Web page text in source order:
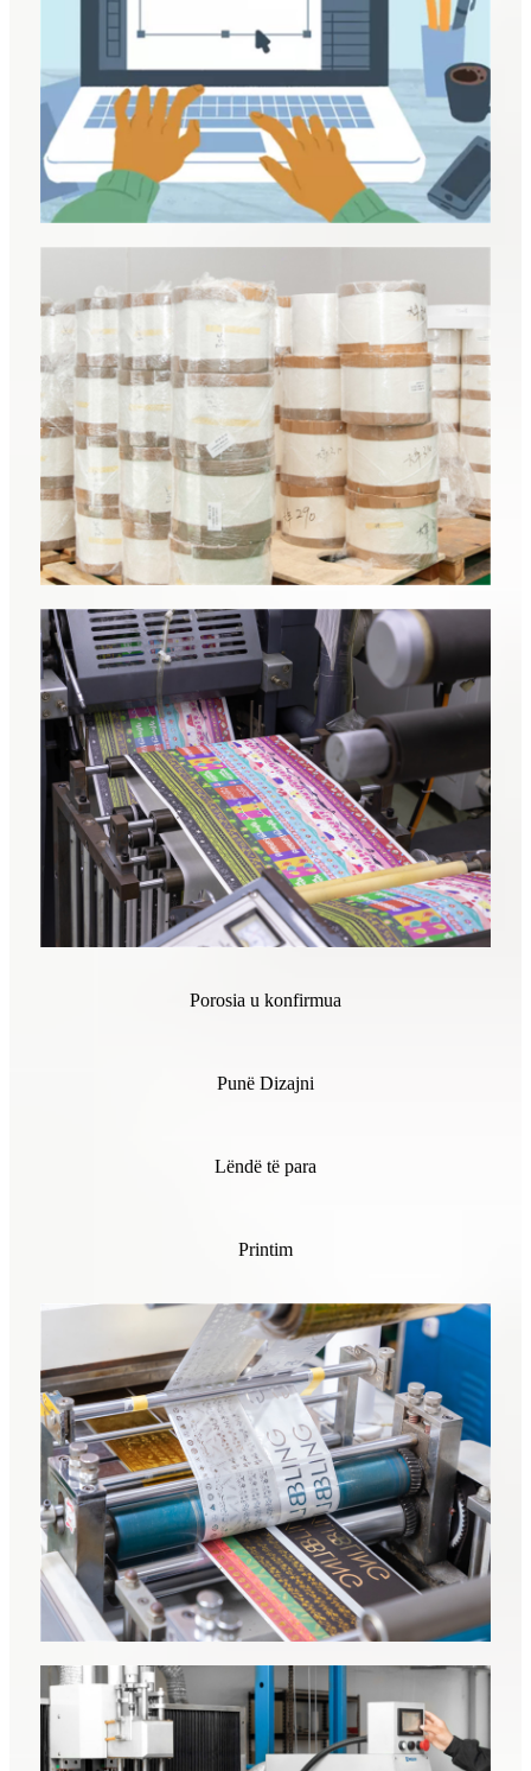
Porosia u konfirmua
Punë Dizajni
Lëndë të para
Printim